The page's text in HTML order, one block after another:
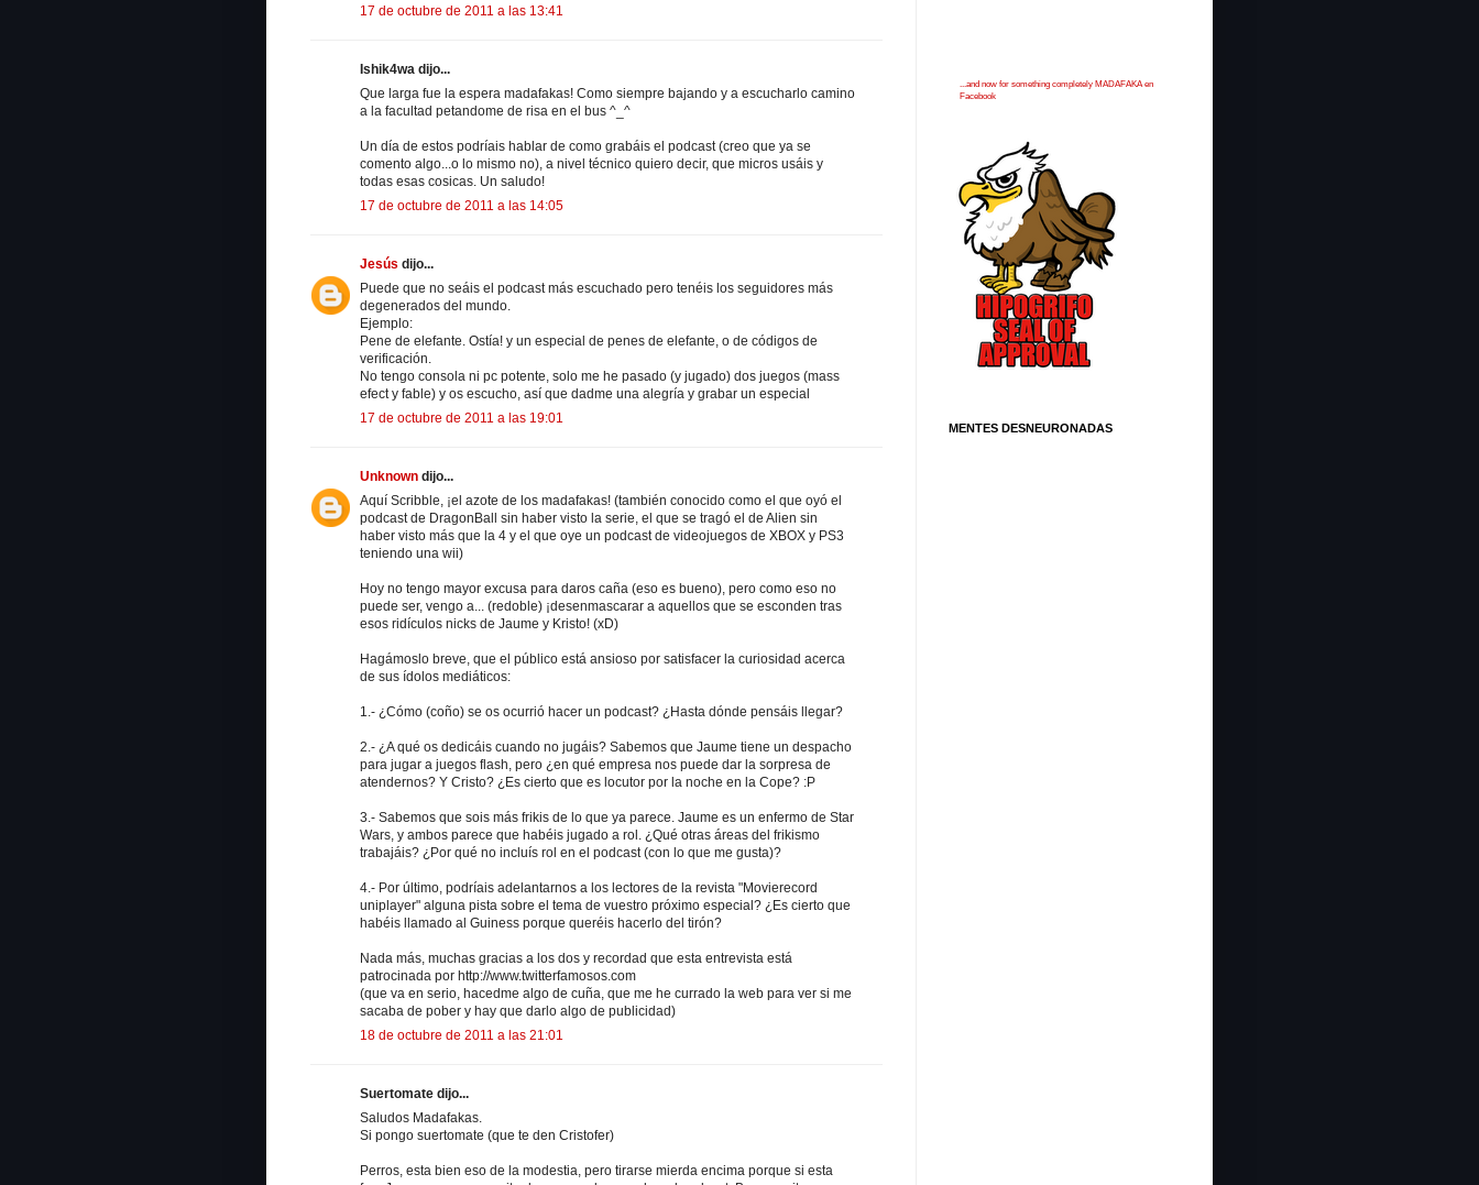
17 de octubre de 2011 a las 13:41
Ishik4wa dijo...
Que larga fue la espera madafakas! Como siempre bajando y a escucharlo camino
a la facultad petandome de risa en el bus ^_^
Un día de estos podríais hablar de como grabáis el podcast (creo que ya se
comento algo...o lo mismo no), a nivel técnico quiero decir, que micros usáis y
todas esas cosicas. Un saludo!
17 de octubre de 2011 a las 14:05
Jesús dijo...
Puede que no seáis el podcast más escuchado pero tenéis los seguidores más
degenerados del mundo.
Ejemplo:
Pene de elefante. Ostía! y un especial de penes de elefante, o de códigos de
verificación.
No tengo consola ni pc potente, solo me he pasado (y jugado) dos juegos (mass
efect y fable) y os escucho, así que dadme una alegría y grabar un especial
17 de octubre de 2011 a las 19:01
Unknown dijo...
Aquí Scribble, ¡el azote de los madafakas! (también conocido como el que oyó el
podcast de DragonBall sin haber visto la serie, el que se tragó el de Alien sin
haber visto más que la 4 y el que oye un podcast de videojuegos de XBOX y PS3
teniendo una wii)
Hoy no tengo mayor excusa para daros caña (eso es bueno), pero como eso no
puede ser, vengo a... (redoble) ¡desenmascarar a aquellos que se esconden tras
esos ridículos nicks de Jaume y Kristo! (xD)
Hagámoslo breve, que el público está ansioso por satisfacer la curiosidad acerca
de sus ídolos mediáticos:
1.- ¿Cómo (coño) se os ocurrió hacer un podcast? ¿Hasta dónde pensáis llegar?
2.- ¿A qué os dedicáis cuando no jugáis? Sabemos que Jaume tiene un despacho
para jugar a juegos flash, pero ¿en qué empresa nos puede dar la sorpresa de
atendernos? Y Cristo? ¿Es cierto que es locutor por la noche en la Cope? :P
3.- Sabemos que sois más frikis de lo que ya parece. Jaume es un enfermo de Star
Wars, y ambos parece que habéis jugado a rol. ¿Qué otras áreas del frikismo
trabajáis? ¿Por qué no incluís rol en el podcast (con lo que me gusta)?
4.- Por último, podríais adelantarnos a los lectores de la revista "Movierecord
uniplayer" alguna pista sobre el tema de vuestro próximo especial? ¿Es cierto que
habéis llamado al Guiness porque queréis hacerlo del tirón?
Nada más, muchas gracias a los dos y recordad que esta entrevista está
patrocinada por http://www.twitterfamosos.com
(que va en serio, hacedme algo de cuña, que me he currado la web para ver si me
sacaba de pober y hay que darlo algo de publicidad)
18 de octubre de 2011 a las 21:01
Suertomate dijo...
Saludos Madafakas.
Si pongo suertomate (que te den Cristofer)
Perros, esta bien eso de la modestia, pero tirarse mierda encima porque si esta
...and now for something completely MADAFAKA en
Facebook
MENTES DESNEURONADAS